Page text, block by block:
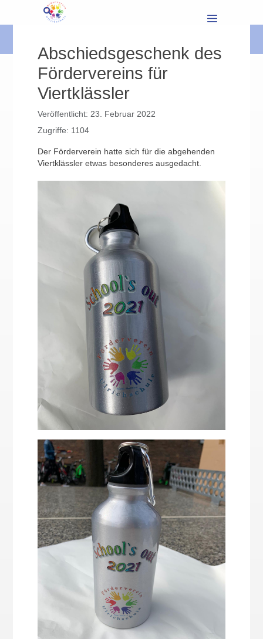
Abschiedsgeschenk des
Fördervereins für
Viertklässler
Veröffentlicht: 23. Februar 2022
Zugriffe: 1104
Der Förderverein hatte sich für die abgehenden
Viertklässler etwas besonderes ausgedacht.